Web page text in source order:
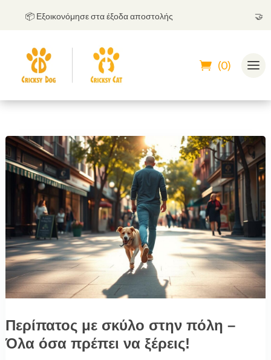
📦 Εξοικονόμησε στα έξοδα αποστολής
(0)
Περίπατος με σκύλο στην πόλη –
Όλα όσα πρέπει να ξέρεις!